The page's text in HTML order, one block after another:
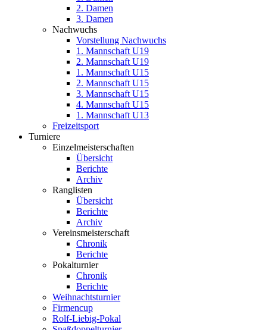
2. Damen
3. Damen
Nachwuchs
Vorstellung Nachwuchs
1. Mannschaft U19
2. Mannschaft U19
1. Mannschaft U15
2. Mannschaft U15
3. Mannschaft U15
4. Mannschaft U15
1. Mannschaft U13
Freizeitsport
Turniere
Einzelmeisterschaften
Übersicht
Berichte
Archiv
Ranglisten
Übersicht
Berichte
Archiv
Vereinsmeisterschaft
Chronik
Berichte
Pokalturnier
Chronik
Berichte
Weihnachtsturnier
Firmencup
Rolf-Liebig-Pokal